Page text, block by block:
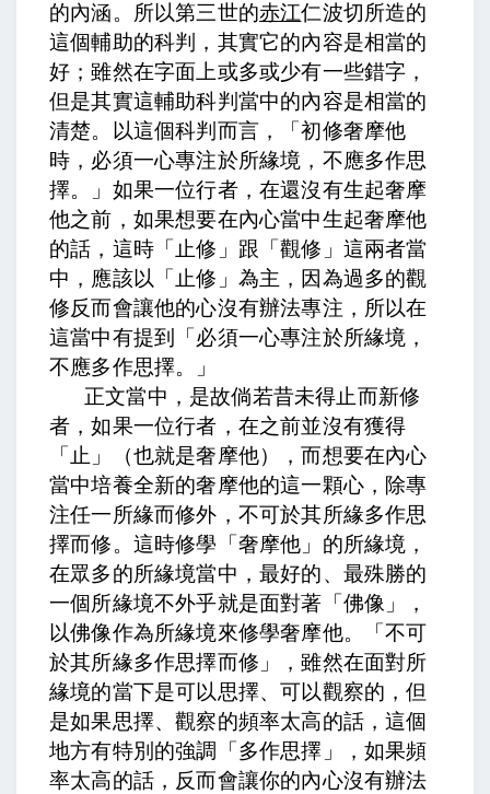
的內涵。所以第三世的赤江仁波切所造的
這個輔助的科判，其實它的內容是相當的
好；雖然在字面上或多或少有一些錯字，
但是其實這輔助科判當中的內容是相當的
清楚。以這個科判而言，「初修奢摩他
時，必須一心專注於所緣境，不應多作思
擇。」如果一位行者，在還沒有生起奢摩
他之前，如果想要在內心當中生起奢摩他
的話，這時「止修」跟「觀修」這兩者當
中，應該以「止修」為主，因為過多的觀
修反而會讓他的心沒有辦法專注，所以在
這當中有提到「必須一心專注於所緣境，
不應多作思擇。」
正文當中， 是故倘若昔未得止而新修
者，如果一位行者，在之前並沒有獲得
「止」（也就是奢摩他），而想要在內心
當中培養全新的奢摩他的這一顆心， 除專
注任一所緣而修外，不可於其所緣多作思
擇而修。 這時修學「奢摩他」的所緣境，
在眾多的所緣境當中，最好的、最殊勝的
一個所緣境不外乎就是面對著「佛像」，
以佛像作為所緣境來修學奢摩他。「不可
於其所緣多作思擇而修」，雖然在面對所
緣境的當下是可以思擇、可以觀察的，但
是如果思擇、觀察的頻率太高的話，這個
地方有特別的強調「多作思擇」，如果頻
率太高的話，反而會讓你的內心沒有辦法